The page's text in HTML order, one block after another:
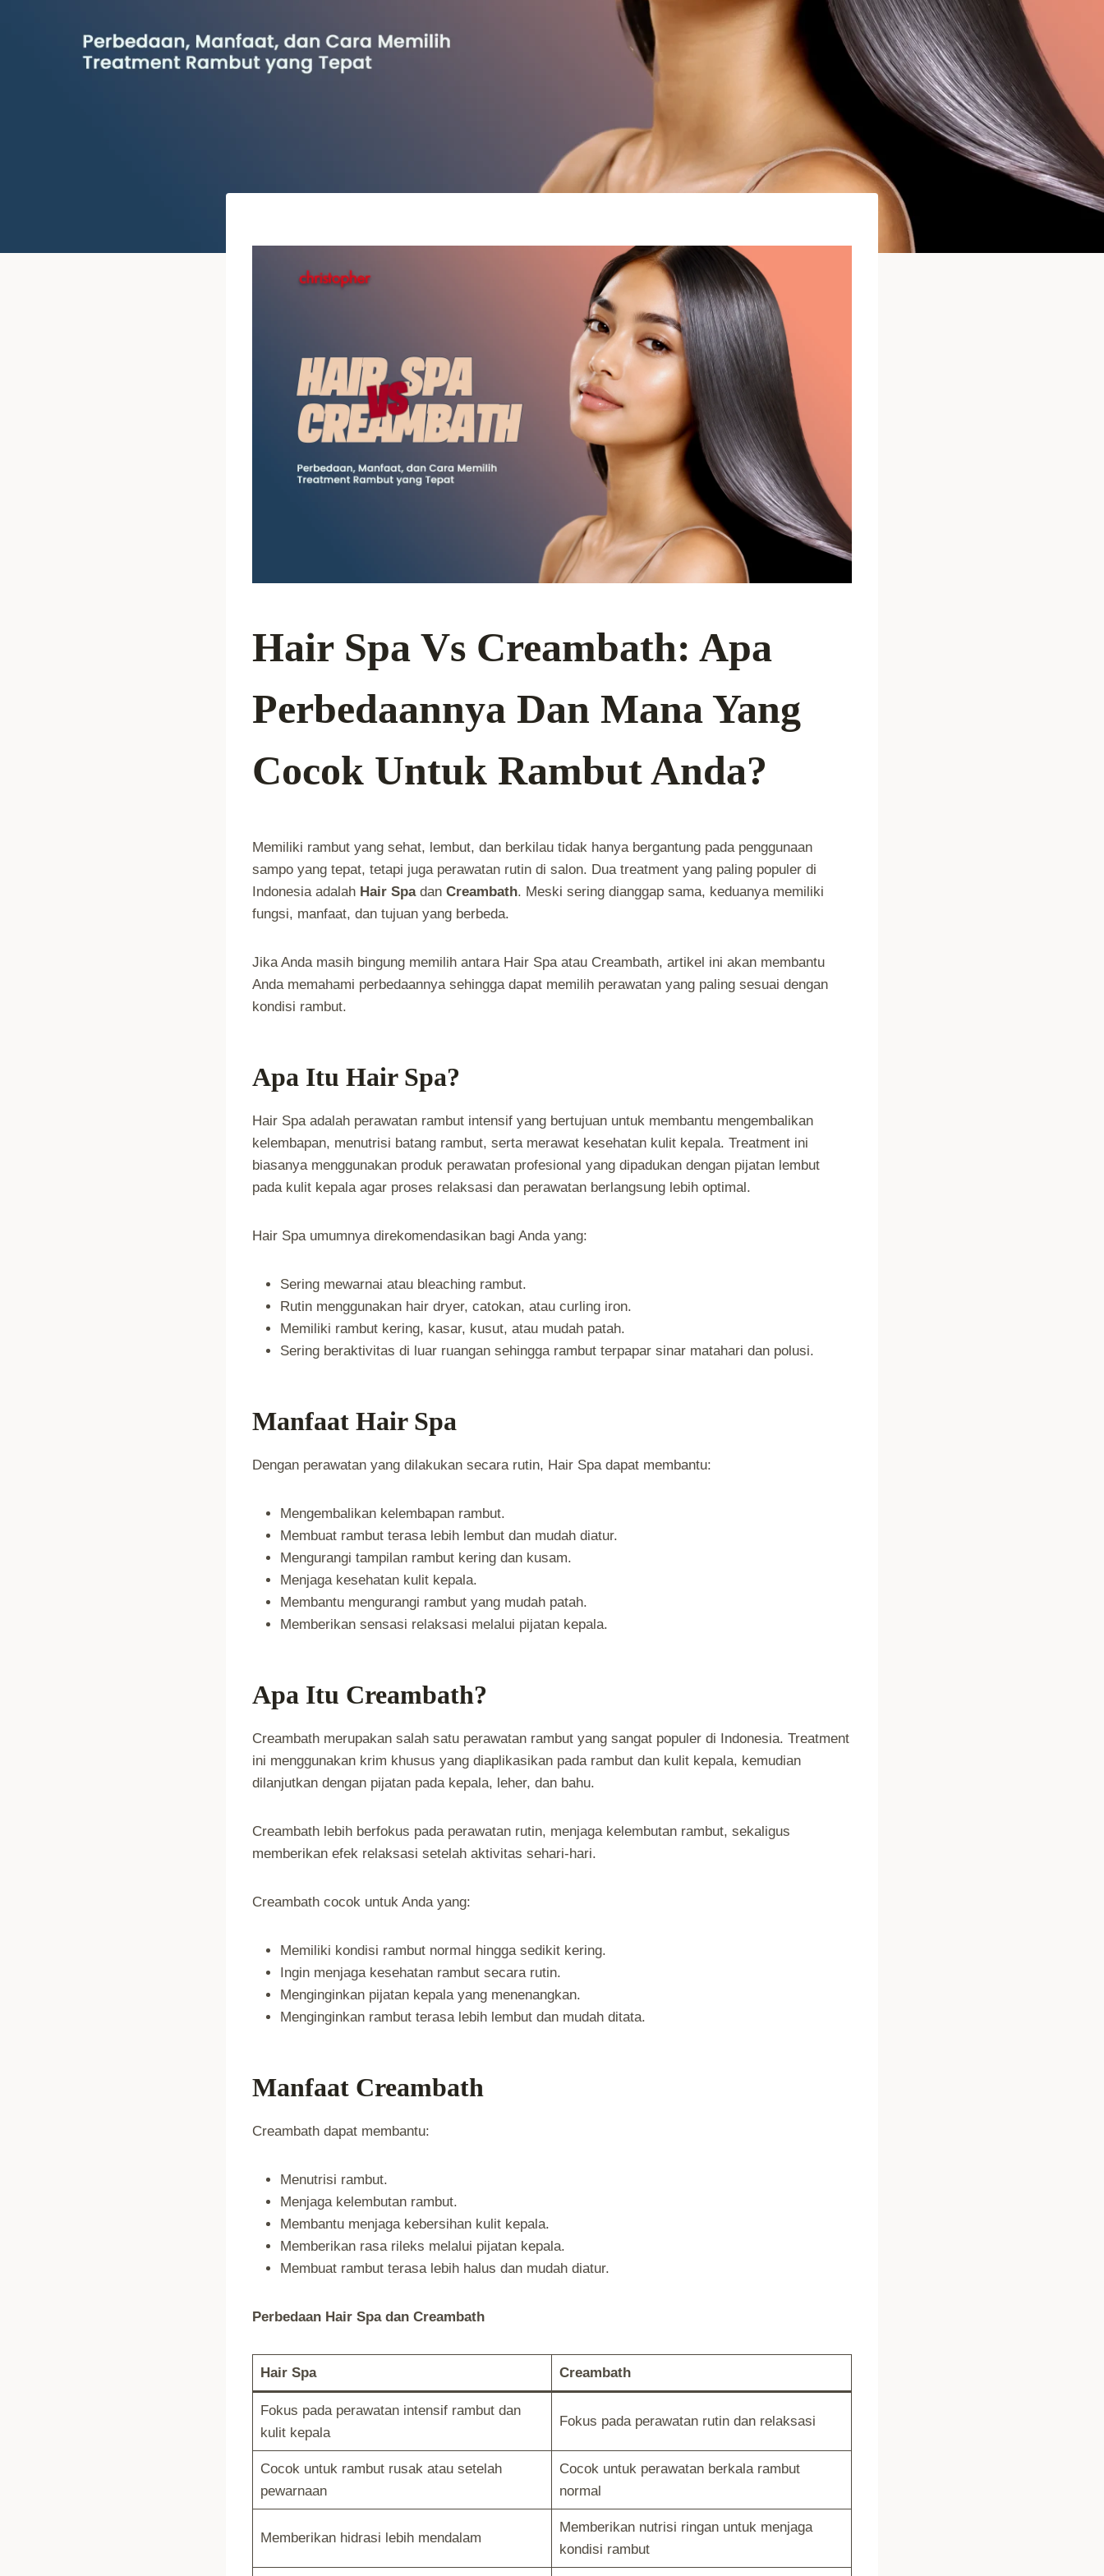
Hair Spa Vs Creambath: Apa
Perbedaannya Dan Mana Yang
Cocok Untuk Rambut Anda?
Memiliki rambut yang sehat, lembut, dan berkilau tidak hanya bergantung pada penggunaan
sampo yang tepat, tetapi juga perawatan rutin di salon. Dua treatment yang paling populer di
Indonesia adalah Hair Spadan Creambath. Meski sering dianggap sama, keduanya memiliki
fungsi, manfaat, dan tujuan yang berbeda.
Jika Anda masih bingung memilih antara Hair Spa atau Creambath, artikel ini akan membantu
Anda memahami perbedaannya sehingga dapat memilih perawatan yang paling sesuai dengan
kondisi rambut.
Apa Itu Hair Spa?
Hair Spa adalah perawatan rambut intensif yang bertujuan untuk membantu mengembalikan
kelembapan, menutrisi batang rambut, serta merawat kesehatan kulit kepala. Treatment ini
biasanya menggunakan produk perawatan profesional yang dipadukan dengan pijatan lembut
pada kulit kepala agar proses relaksasi dan perawatan berlangsung lebih optimal.
Hair Spa umumnya direkomendasikan bagi Anda yang:
Sering mewarnai atau bleaching rambut.
Rutin menggunakan hair dryer, catokan, atau curling iron.
Memiliki rambut kering, kasar, kusut, atau mudah patah.
Sering beraktivitas di luar ruangan sehingga rambut terpapar sinar matahari dan polusi.
Manfaat Hair Spa
Dengan perawatan yang dilakukan secara rutin, Hair Spa dapat membantu:
Mengembalikan kelembapan rambut.
Membuat rambut terasa lebih lembut dan mudah diatur.
Mengurangi tampilan rambut kering dan kusam.
Menjaga kesehatan kulit kepala.
Membantu mengurangi rambut yang mudah patah.
Memberikan sensasi relaksasi melalui pijatan kepala.
Apa Itu Creambath?
Creambath merupakan salah satu perawatan rambut yang sangat populer di Indonesia. Treatment
ini menggunakan krim khusus yang diaplikasikan pada rambut dan kulit kepala, kemudian
dilanjutkan dengan pijatan pada kepala, leher, dan bahu.
Creambath lebih berfokus pada perawatan rutin, menjaga kelembutan rambut, sekaligus
memberikan efek relaksasi setelah aktivitas sehari-hari.
Creambath cocok untuk Anda yang:
Memiliki kondisi rambut normal hingga sedikit kering.
Ingin menjaga kesehatan rambut secara rutin.
Menginginkan pijatan kepala yang menenangkan.
Menginginkan rambut terasa lebih lembut dan mudah ditata.
Manfaat Creambath
Creambath dapat membantu:
Menutrisi rambut.
Menjaga kelembutan rambut.
Membantu menjaga kebersihan kulit kepala.
Memberikan rasa rileks melalui pijatan kepala.
Membuat rambut terasa lebih halus dan mudah diatur.
Perbedaan Hair Spa dan Creambath
Hair Spa Creambath
Fokus pada perawatan intensif rambut dan
kulit kepala
Fokus pada perawatan rutin dan relaksasi
Cocok untuk rambut rusak atau setelah
pewarnaan
Cocok untuk perawatan berkala rambut
normal
Memberikan hidrasi lebih mendalam
Memberikan nutrisi ringan untuk menjaga
kondisi rambut